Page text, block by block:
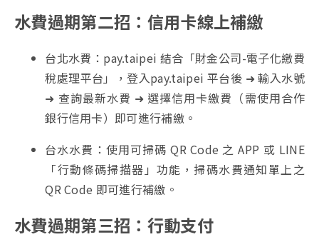
水費過期第二招：信用卡線上補繳
台北水費：pay.taipei 結合「財金公司-電子化繳費
稅處理平台」，登入pay.taipei 平台後 ➜ 輸入水號
➜ 查詢最新水費 ➜ 選擇信用卡繳費（需使用合作
銀行信用卡）即可進行補繳。
台水水費：使用可掃碼 QR Code 之 APP 或 LINE
「行動條碼掃描器」功能，掃碼水費通知單上之
QR Code 即可進行補繳。
水費過期第三招：行動支付